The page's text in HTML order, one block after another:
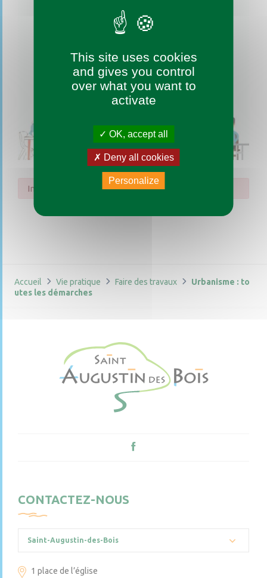
Impossible de trouver la fiche : R15469.xml
Accueil Vie pratique Faire des travaux
Urbanisme : to
utes les démarches
CONTACTEZ-NOUS
Saint-Augustin-des-Bois
1 place de l’église
This site uses cookies
and gives you control
over what you want to
activate
OK, accept all
Deny all cookies
Personalize